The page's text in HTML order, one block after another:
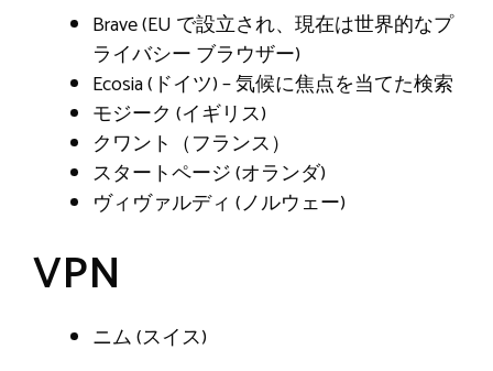
Brave (EU で設立され、現在は世界的なプ
ライバシー ブラウザー)
Ecosia (ドイツ) – 気候に焦点を当てた検索
モジーク (イギリス)
クワント（フランス）
スタートページ (オランダ)
ヴィヴァルディ (ノルウェー)
VPN
ニム (スイス)